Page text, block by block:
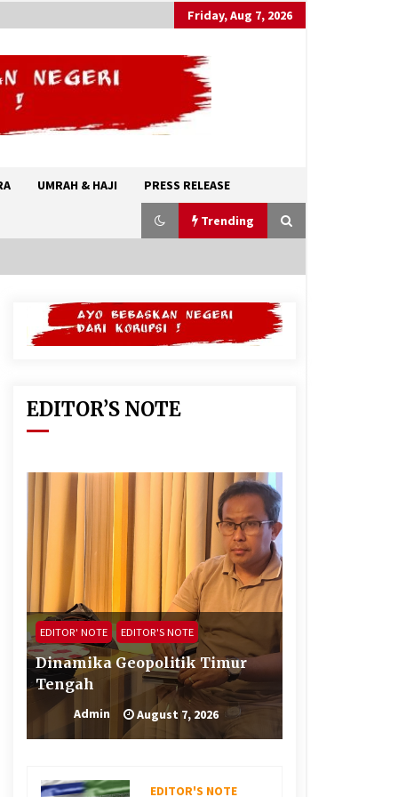
Friday, Aug 7, 2026
UMRAH & HAJI PRESS RELEASE
Trending
Abdul El-Sayed, Awalnya Tidak
ditakdirkan Untuk Menjadi Politisi
Kerajaan Arab Saudi Menyerukan
Peng Matan Hilal Dzul Hijjah pada
Jemaah Haji Indonesia Mulai
Berangkat Melalui Makkah Route,
Layanan Kian Mudah dan
Terintegrasi
April 23, 2026
Kalkulasi Dampak ‘’Serangan
Militer’’ AS ke Iran dan Penolakan
Arab Saudi
February 6, 2026
EDITOR’S NOTE
EDITOR' NOTE EDITOR'S NOTE
Dinamika Geopolitik Timur
Tengah
Admin August 7, 2026
EDITOR'S NOTE